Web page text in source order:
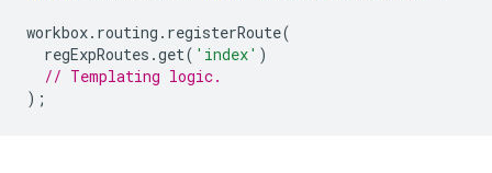
workbox. routing . registerRoute(
regExpRoutes .get( 'index' )
// Templating logic.
);